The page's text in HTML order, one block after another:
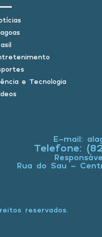
e Tecnologia
E-mail:
Telefone:
Rua do Sau -
reservados.